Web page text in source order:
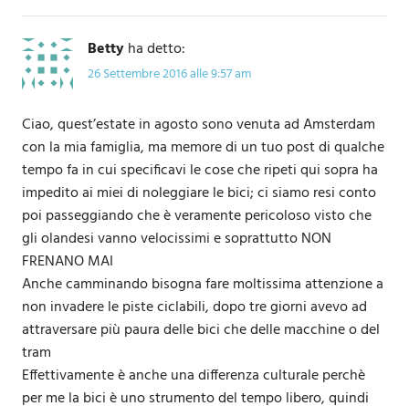
Bettyha detto:
26 Settembre 2016 alle 9:57 am
Ciao, quest’estate in agosto sono venuta ad Amsterdam
con la mia famiglia, ma memore di un tuo post di qualche
tempo fa in cui specificavi le cose che ripeti qui sopra ha
impedito ai miei di noleggiare le bici; ci siamo resi conto
poi passeggiando che è veramente pericoloso visto che
gli olandesi vanno velocissimi e soprattutto NON
FRENANO MAI
Anche camminando bisogna fare moltissima attenzione a
non invadere le piste ciclabili, dopo tre giorni avevo ad
attraversare più paura delle bici che delle macchine o del
tram
Effettivamente è anche una differenza culturale perchè
per me la bici è uno strumento del tempo libero, quindi